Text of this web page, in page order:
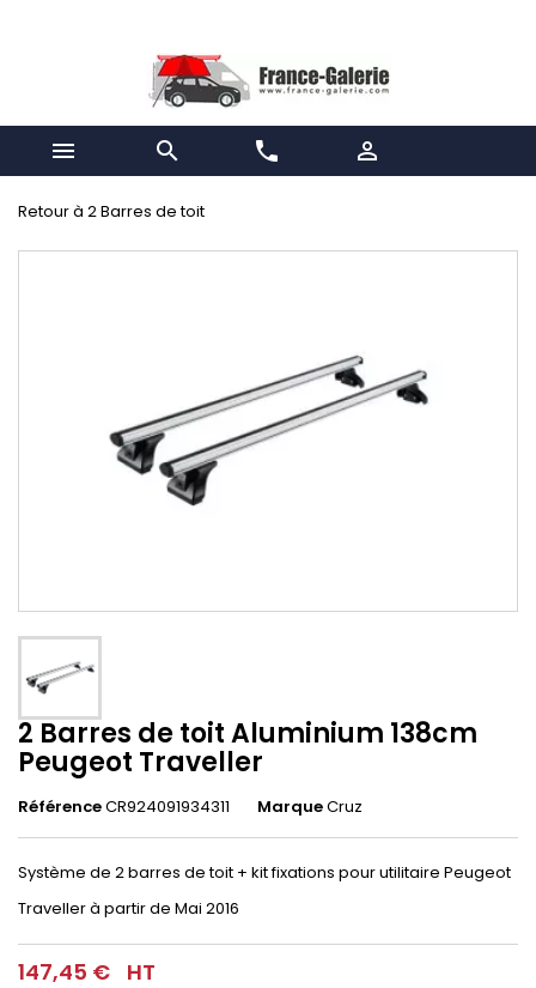
  phone 
Retour à 2 Barres de toit
2 Barres de toit Aluminium 138cm
Peugeot Traveller
RéférenceCR924091934311 MarqueCruz
Système de 2 barres de toit + kit fixations pour utilitaire Peugeot
Travellerà partir de Mai 2016
147,45 € HT